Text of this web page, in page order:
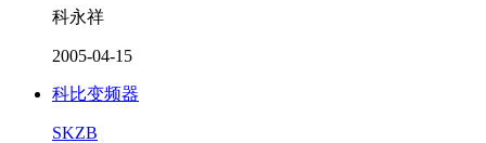
科永祥
2005-04-15
科比变频器
SKZB